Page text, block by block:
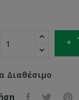
Διαθέσιμο